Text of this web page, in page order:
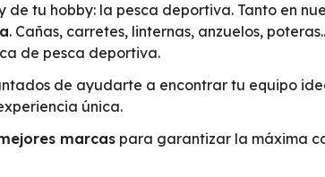
tu hobby: la pesca deportiva. Tanto en
. Cañas, carretes, linternas, anzuelos,
de pesca deportiva.
de ayudarte a encontrar tu equipo
única.
marcas para garantizar la máxima